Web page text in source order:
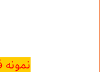
نمونه